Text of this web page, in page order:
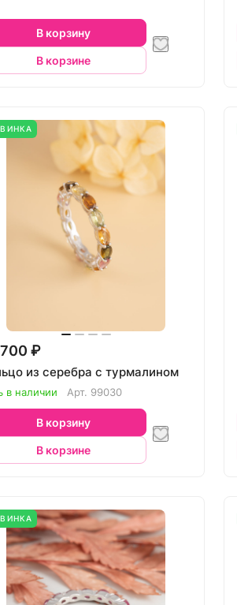
В корзину
В корзине
₽
из серебра с турмалином
в наличии Арт. 99030
В корзину
В корзине